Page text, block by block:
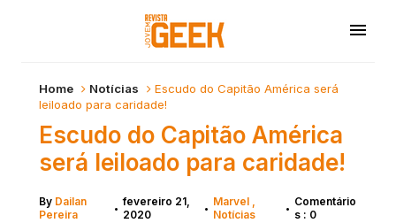
Home Notícias
Escudo do Capitão América será
leiloado para caridade!
Escudo do Capitão América
será leiloado para caridade!
By Dailan
Pereira
• fevereiro 21,
2020
• Marvel
Notícias
• Comentário
s : 0